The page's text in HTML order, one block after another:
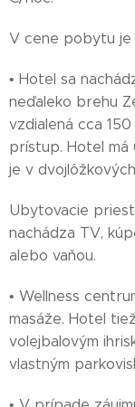
V cene pobytu
• Hotel sa
neďaleko brehu
vzdialená cca
prístup. Hotel
je v
Ubytovacie
nachádza TV,
alebo vaňou.
• Wellness
masáže. Hotel
volejbalovým
vlastným